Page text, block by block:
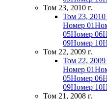
Том 23, 2010 г.
Том 23, 2010
Номер 01
05Номер 06
09Номер 10
Том 22, 2009 г.
Том 22, 2009
Номер 01
05Номер 06
09Номер 10
Том 21, 2008 г.